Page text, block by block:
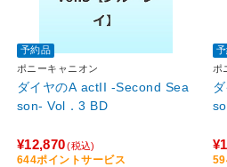
予約品
ポニーキャニオン
ダイヤのA actII -Second Sea
son- Vol．3 BD
¥12,870(税込)
644ポイントサービス
ポ